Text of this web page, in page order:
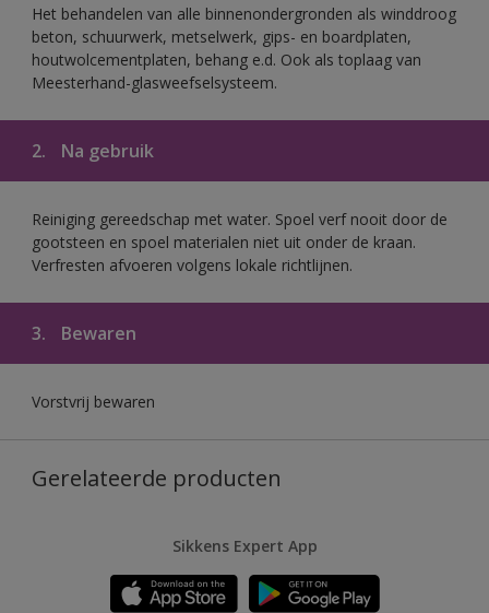
Het behandelen van alle binnenondergronden als winddroog
beton, schuurwerk, metselwerk, gips- en boardplaten,
houtwolcementplaten, behang e.d. Ook als toplaag van
Meesterhand-glasweefselsysteem.
2. Na gebruik
Reiniging gereedschap met water. Spoel verf nooit door de
gootsteen en spoel materialen niet uit onder de kraan.
Verfresten afvoeren volgens lokale richtlijnen.
3. Bewaren
Vorstvrij bewaren
Gerelateerde producten
Sikkens Expert App